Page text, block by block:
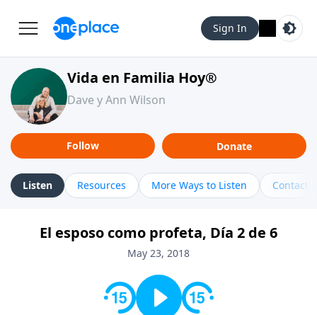
Sign In
Vida en Familia Hoy®
Dave y Ann Wilson
Follow Donate
Listen Resources More Ways to Listen Contact
El esposo como profeta, Día 2 de 6
May 23, 2018